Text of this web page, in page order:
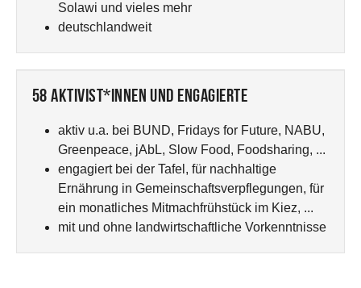
Solawi und vieles mehr
deutschlandweit
58 Aktivist*innen und Engagierte
aktiv u.a. bei BUND, Fridays for Future, NABU,
Greenpeace, jAbL, Slow Food, Foodsharing, ...
engagiert bei der Tafel, für nachhaltige
Ernährung in Gemeinschaftsverpflegungen, für
ein monatliches Mitmachfrühstück im Kiez, ...
mit und ohne landwirtschaftliche Vorkenntnisse